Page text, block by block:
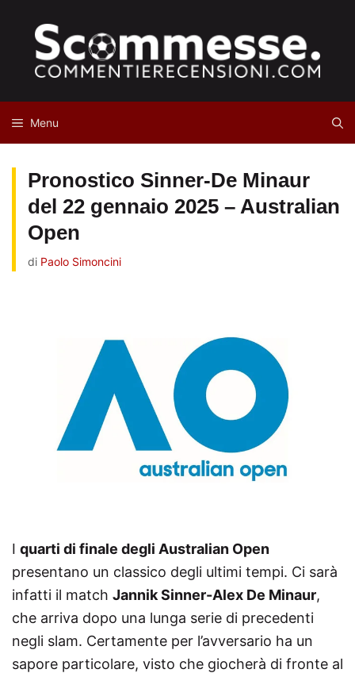
contenuto
Menu
Pronostico Sinner-De Minaur
del 22 gennaio 2025 – Australian
Open
di Paolo Simoncini
I quarti di finale degli Australian Open
presentano un classico degli ultimi tempi. Ci sarà
infatti il match Jannik Sinner-Alex De Minaur,
che arriva dopo una lunga serie di precedenti
negli slam. Certamente per l’avversario ha un
sapore particolare, visto che giocherà di fronte al